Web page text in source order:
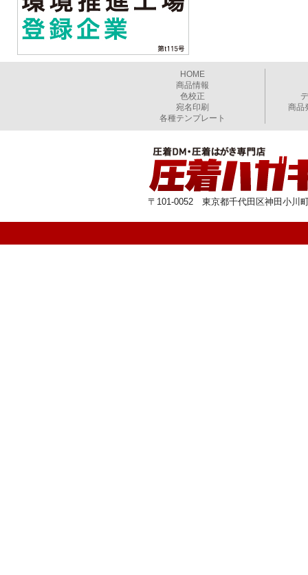
HOME
商品情報
色校正
宛名印刷
各種テンプレート
商品
〒101-0052 東京都千代田区神田小川